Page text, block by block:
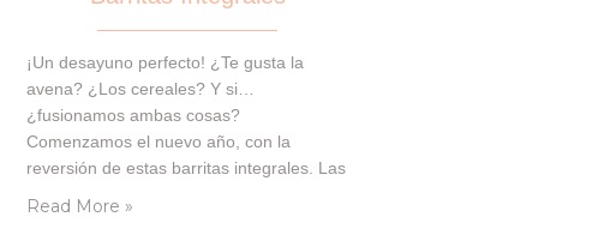
¡Un desayuno perfecto! ¿Te gusta la
avena? ¿Los cereales? Y si…
¿fusionamos ambas cosas?
Comenzamos el nuevo año, con la
reversión de estas barritas integrales. Las
Read More »